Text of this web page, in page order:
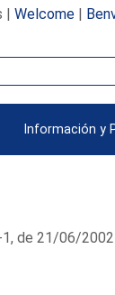
| Welcome|
Información y
1, de 21/06/2002